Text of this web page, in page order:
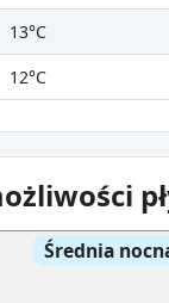
13°C
12°C
Średnia